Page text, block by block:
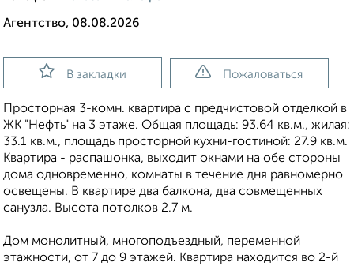
Агентство, 08.08.2026
В закладки Пожаловаться
Просторная 3-комн. квартира с предчистовой отделкой в
ЖК "Нефть" на 3 этаже. Общая площадь: 93.64 кв.м., жилая:
33.1 кв.м., площадь просторной кухни-гостиной: 27.9 кв.м.
Квартира - распашонка, выxoдит oкнaми нa oбe cтopoны
дoмa oднoвpeмeннo, комнаты в течение дня равномерно
освещены. В квартире два балкона, два совмещенных
санузла. Высота потолков 2.7 м.
Дом монолитный, многоподъездный, переменной
этажности, от 7 до 9 этажей. Квартира находится во 2-й